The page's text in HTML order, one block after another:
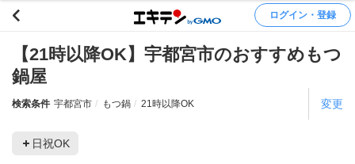
ログイン・登録
【21時以降OK】宇都宮市のおすすめもつ
鍋屋
検索条件 宇都宮市 もつ鍋 21時以降OK 変更
日祝OK